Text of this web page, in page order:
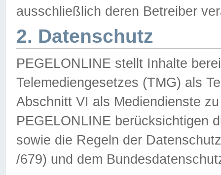
ausschließlich deren Betreiber
2. Datenschutz
PEGELONLINE stellt Inhalte
Telemediengesetzes (TMG) als
Abschnitt VI als Mediendienste
PEGELONLINE berücksichtigen
sowie die Regeln der
/679) und dem